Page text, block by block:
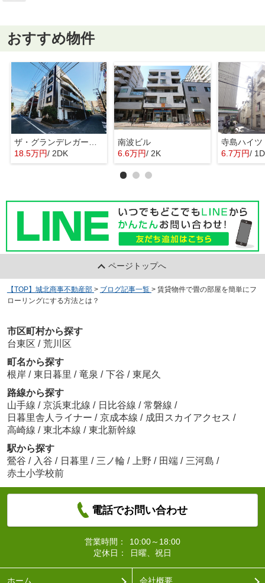
おすすめ物件
ザ・グランデレガーロ東日暮里
18.5万円/ 2DK
南波ビル
6.6万円/ 2K
寺島ハイツ
6.7万円/
ページトップへ
【TOP】城北商事不動産部 > ブログ記事一覧 > 賃貸物件で畳の部屋を簡単にフ
ローリングにする方法とは？
市区町村から探す
台東区 / 荒川区
町名から探す
根岸 / 東日暮里 / 竜泉 / 下谷 / 東尾久
路線から探す
山手線 / 京浜東北線 / 日比谷線 / 常磐線 /
日暮里舎人ライナー / 京成本線 / 成田スカイアクセス /
高崎線 / 東北本線 / 東北新幹線
駅から探す
鶯谷 / 入谷 / 日暮里 / 三ノ輪 / 上野 / 田端 / 三河島 /
赤土小学校前
電話でお問い合わせ
営業時間：
10:00～18:00
定休日：
日曜、祝日
ホーム 会社概要